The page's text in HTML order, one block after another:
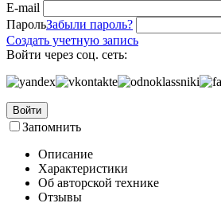
E-mail
ПарольЗабыли пароль?
Создать учетную запись
Войти через соц. сеть:
Войти
Запомнить
Описание
Характеристики
Об авторской технике
Отзывы